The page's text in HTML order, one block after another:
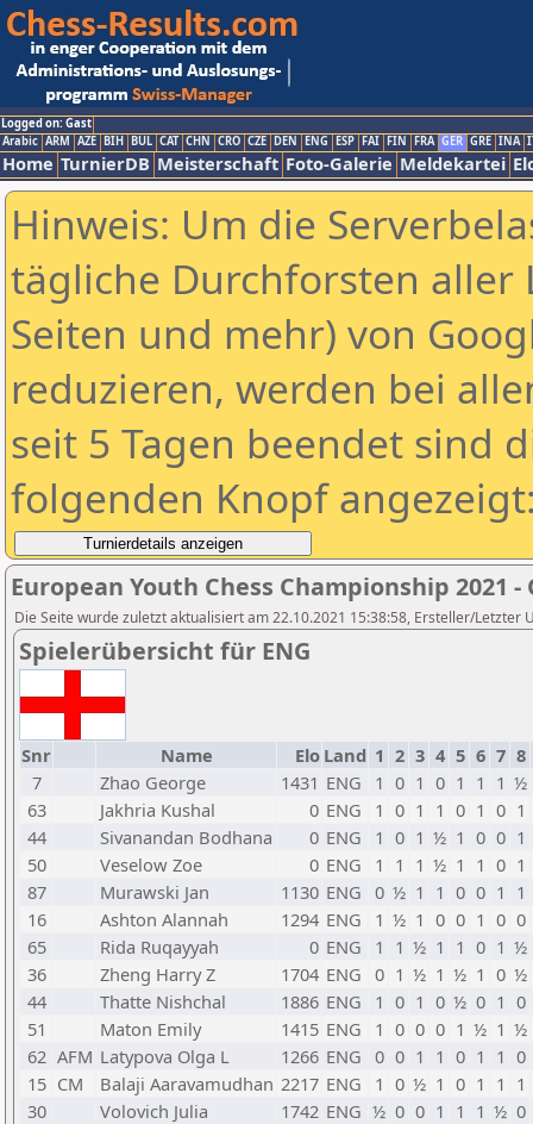
Logged on: Gast
Arabic ARM AZE BIH BUL CAT CHN CRO CZE DEN ENG ESP FAI FIN FRA GER GRE INA
Home TurnierDB Meisterschaft Foto-Galerie Meldekartei
Hinweis: Um die
tägliche Durchforsten aller
Seiten und mehr) von
reduzieren, werden bei
seit 5 Tagen beendet sind
folgenden Knopf
European Youth Chess Championship 2021 -
Die Seite wurde zuletzt aktualisiert am 22.10.2021 15:38:58, Ersteller/Letzter
Spielerübersicht für ENG
Snr Name Elo Land 1 2 3 4 5 6 7 8
7
Zhao George 1431 ENG 1 0 1 0 1 1 1 ½
63
Jakhria Kushal 0 ENG 1 0 1 1 0 1 0 1
44
Sivanandan Bodhana 0 ENG 1 0 1 ½ 1 0 0 1
50
Veselow Zoe 0 ENG 1 1 1 ½ 1 1 0 1
87
Murawski Jan 1130 ENG 0 ½ 1 1 0 0 1 1
16
Ashton Alannah 1294 ENG 1 ½ 1 0 0 1 0 0
65
Rida Ruqayyah 0 ENG 1 1 ½ 1 1 0 1 ½
36
Zheng Harry Z 1704 ENG 0 1 ½ 1 ½ 1 0 ½
44
Thatte Nishchal 1886 ENG 1 0 1 0 ½ 0 1 0
51
Maton Emily 1415 ENG 1 0 0 0 1 ½ 1 ½
62 AFM Latypova Olga L 1266 ENG 0 0 1 1 0 1 1 0
15 CM Balaji Aaravamudhan 2217 ENG 1 0 ½ 1 0 1 1 1
30
Volovich Julia 1742 ENG ½ 0 0 1 1 1 ½ 0